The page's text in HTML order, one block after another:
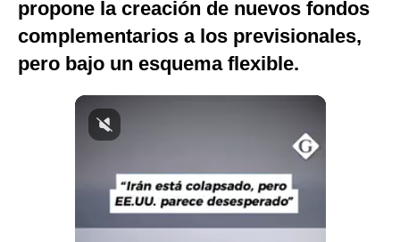
Club del Suscriptor
Mix
G de Gestión
Notas Contratadas
propone la creación de nuevos fondos
complementarios a los previsionales,
pero bajo un esquema flexible.